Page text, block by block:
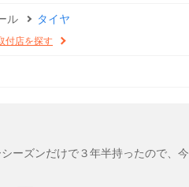
ル タイヤ
付店を探す
ーズンだけで３年半持ったので、今